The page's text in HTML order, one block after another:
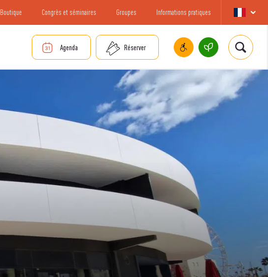
Boutique Congrès et séminaires Groupes Informations pratiques
Agenda Réserver